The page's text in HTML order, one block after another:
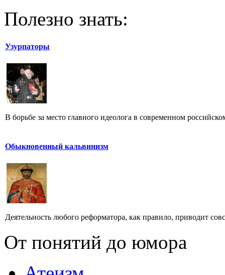
Полезно знать:
Узурпаторы
В борьбе за место главного идеолога в современном
Обыкновенный кальвинизм
Деятельность любого реформатора, как правило, приводит
От понятий до юмора